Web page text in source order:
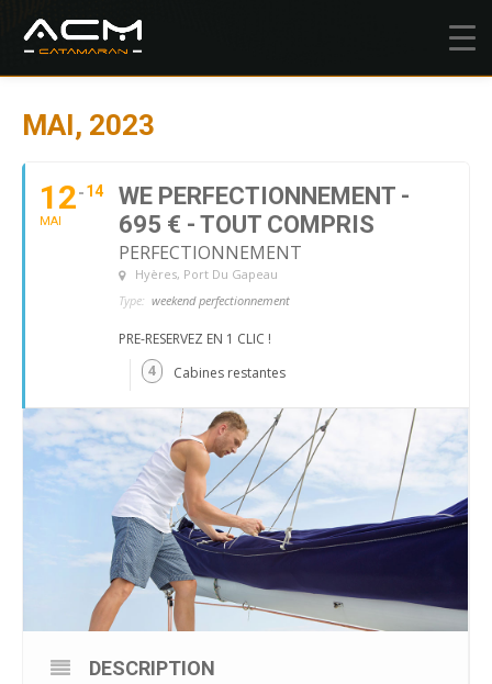
MAI, 2023
12
MAI
14
WE PERFECTIONNEMENT -
695 € - TOUT COMPRIS
PERFECTIONNEMENT
Hyères, Port Du Gapeau
Type: weekend perfectionnement
PRE-RESERVEZ EN 1 CLIC !
4 Cabines restantes
DESCRIPTION